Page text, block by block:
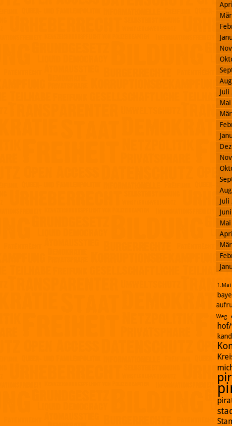
Juli
Juli
1.Mai
Weg